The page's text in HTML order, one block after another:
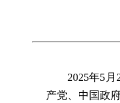
2025年5
产党、中国政